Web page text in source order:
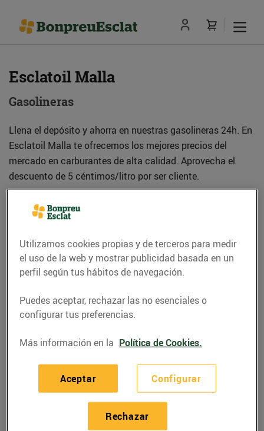
Esclatoil Malla
Gasolineras
Llena el depósito y ahorra en nuestras gasolineras 24h. En
Esclatoil Malla te ofrecemos los mejores precios del
mercado en carburantes de alta calidad. Aprovecha el
descuento de 5 céntimos/litro por ser cliente.
Ctra. C-17 Km. 55 (08522) Malla
938268810
Horarios Esclatoil Malla
Viernes
Utilizamos cookies propias y de terceros para medir
el uso de la web y mostrar publicidad basada en un
perfil según tus hábitos de navegación.
Puedes aceptar, rechazar las no esenciales o
configurar tus preferencias.
Más información en la Política de Cookies.
Configurar
Rechazar
Aceptar